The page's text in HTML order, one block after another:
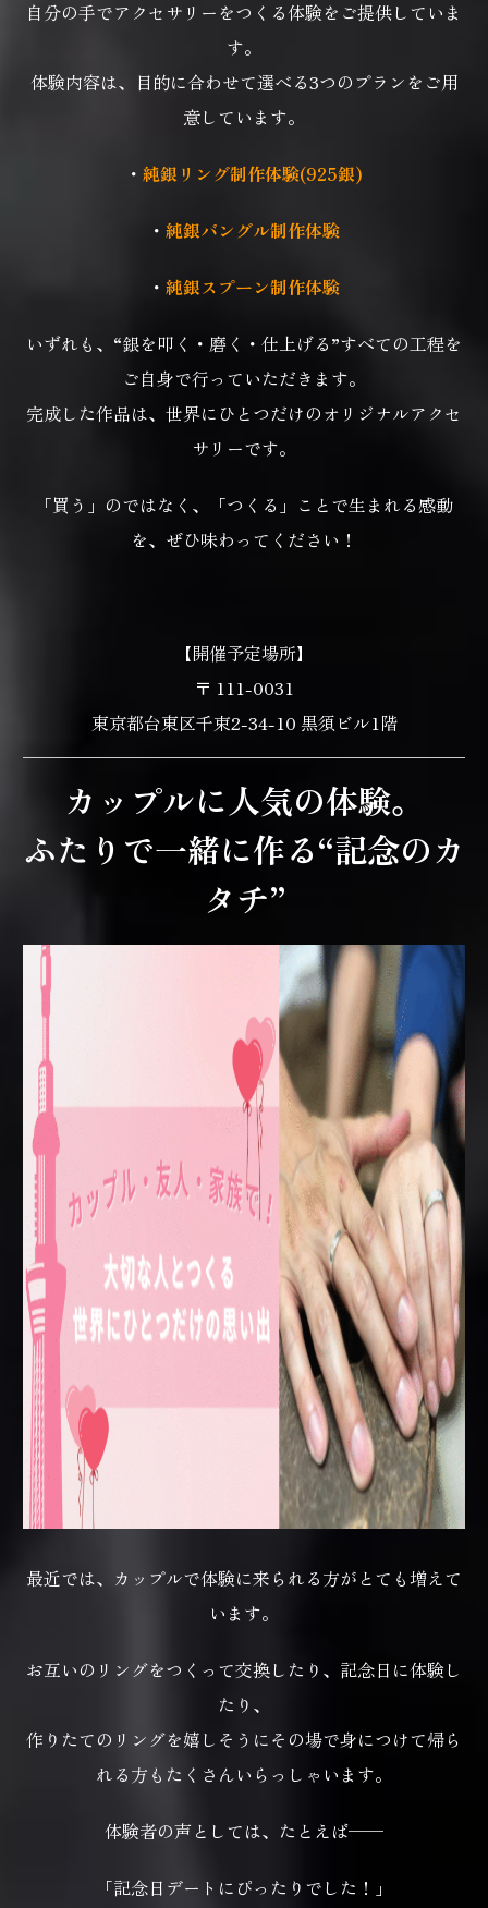
自分の手でアクセサリーをつくる体験をご提供していま
す。
体験内容は、目的に合わせて選べる3つのプランをご用
意しています。
・ 純銀リング制作体験(925銀)
・ 純銀バングル制作体験
・ 純銀スプーン制作体験
いずれも、“銀を叩く・磨く・仕上げる”すべての工程を
ご自身で行っていただきます。
完成した作品は、世界にひとつだけのオリジナルアクセ
サリーです。
「買う」のではなく、「つくる」ことで生まれる感動
を、ぜひ味わってください！
【開催予定場所】
〒 111-0031
東京都台東区千束2-34-10 黒須ビル1階
カップルに人気の体験。
ふたりで一緒に作る“記念のカ
タチ”
最近では、カップルで体験に来られる方がとても増えて
います。
お互いのリングをつくって交換したり、記念日に体験し
たり、
作りたてのリングを嬉しそうにその場で身につけて帰ら
れる方もたくさんいらっしゃいます。
体験者の声としては、たとえば──
「記念日デートにぴったりでした！」